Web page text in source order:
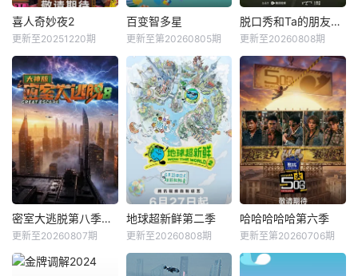
喜人奇妙夜2
更新至20251220期
百变智多星
更新至第20260805期
脱口秀和Ta的朋友们第三季
更新至20260808期
密室大逃脱第八季大神版
更新至20260807期
地球超新鲜第二季
更新至20260808期
哈哈哈哈哈第六季
更新至第20260706期